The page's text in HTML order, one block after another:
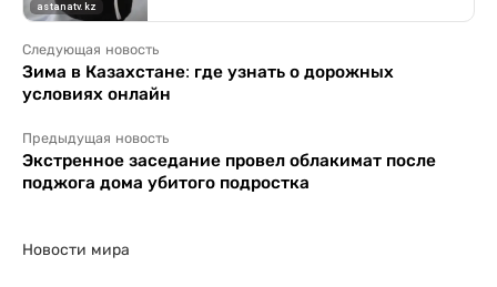
Следующая новость
Зима в Казахстане: где узнать о дорожных
условиях онлайн
Предыдущая новость
Экстренное заседание провел облакимат после
поджога дома убитого подростка
Новости мира